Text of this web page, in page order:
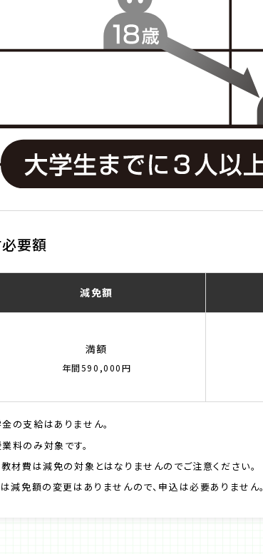
要額
減免額
満額
年間590,000円
の支給はありません。
料のみ対象です。
材費は減免の対象とはなりませんのでご注意ください。
免額の変更はありませんので、申込は必要ありません。